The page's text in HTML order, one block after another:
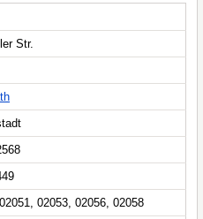
Str.
02053, 02056, 02058